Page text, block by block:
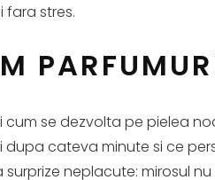
fara stres.
se dezvolta pe pielea
cateva minute si ce
neplacute: mirosul